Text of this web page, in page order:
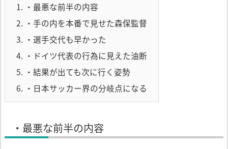
1. ・最悪な前半の内容
2. ・手の内を本番で見せた森保監督
3. ・選手交代も早かった
4. ・ドイツ代表の行為に見えた油断
5. ・結果が出ても次に行く姿勢
6. ・日本サッカー界の分岐点になる
・最悪な前半の内容